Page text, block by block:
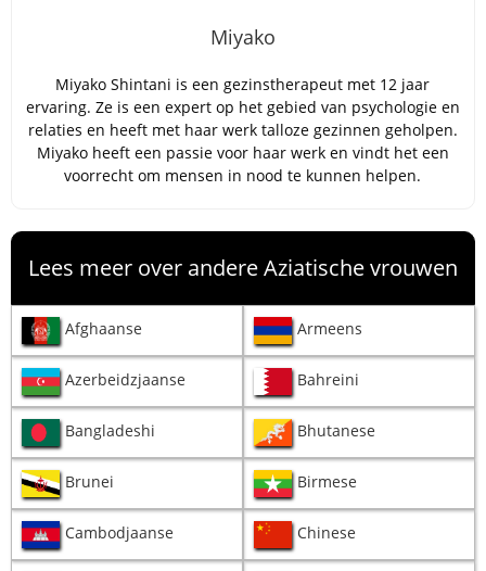
Miyako
Miyako Shintani is een gezinstherapeut met 12 jaar
ervaring. Ze is een expert op het gebied van psychologie en
relaties en heeft met haar werk talloze gezinnen geholpen.
Miyako heeft een passie voor haar werk en vindt het een
voorrecht om mensen in nood te kunnen helpen.
Lees meer over andere Aziatische vrouwen
Afghaanse Armeens
Azerbeidzjaanse Bahreini
Bangladeshi Bhutanese
Brunei Birmese
Cambodjaanse Chinese